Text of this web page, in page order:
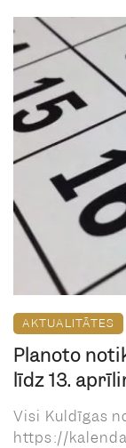
AKTUALITĀTES
Plānoto
līdz 13.
Visi Kuldīgas
https://